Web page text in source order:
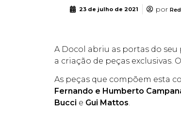
23 de julho de 2021 por
A Docol abriu as portas do
a criação de peças exclusivas.
As peças que compõem esta
Fernando e Humberto
Bucci e Gui Mattos.